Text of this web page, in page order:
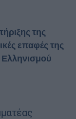
της
επαφές της